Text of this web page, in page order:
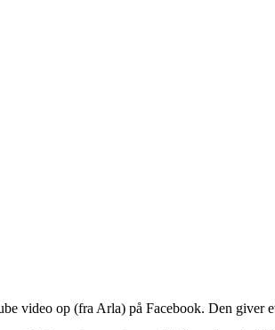
video op (fra Arla) på Facebook. Den